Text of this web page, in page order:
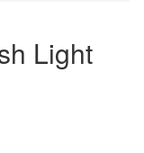
Light